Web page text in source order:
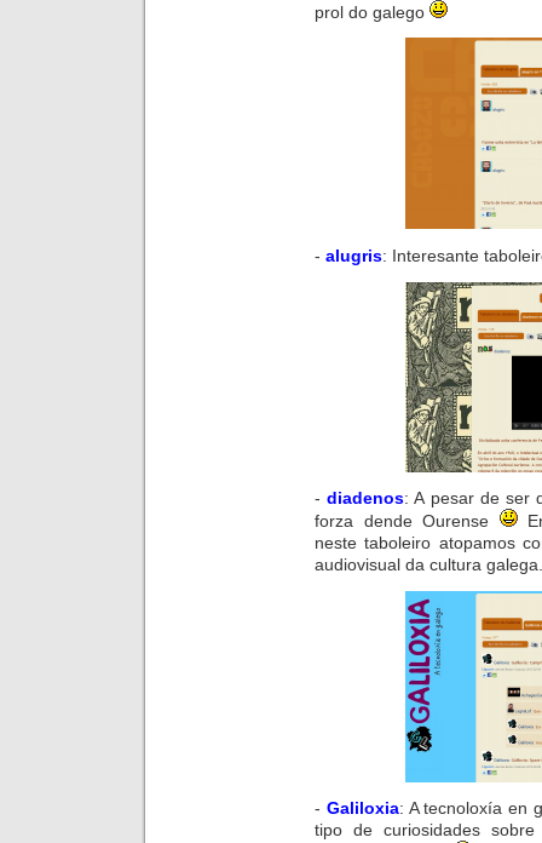
prol do galego
- alugris: Interesante
-diadenos:A pesar de ser
forza dende Ourense
nestetaboleiro atopamos
audiovisual da cultura galega.
- Galiloxia: A tecnoloxía en
tipo de curiosidades